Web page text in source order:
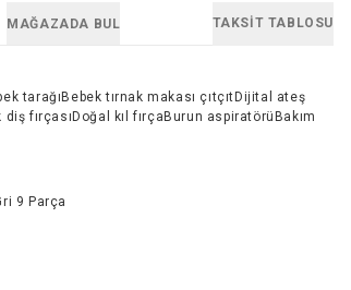
MAĞAZADA BUL TAKSIT TABLOSU
tarağıBebek tırnak makası çıtçıtDijital ateş
fırçasıDoğal kıl fırçaBurun aspiratörüBakım
9 Parça